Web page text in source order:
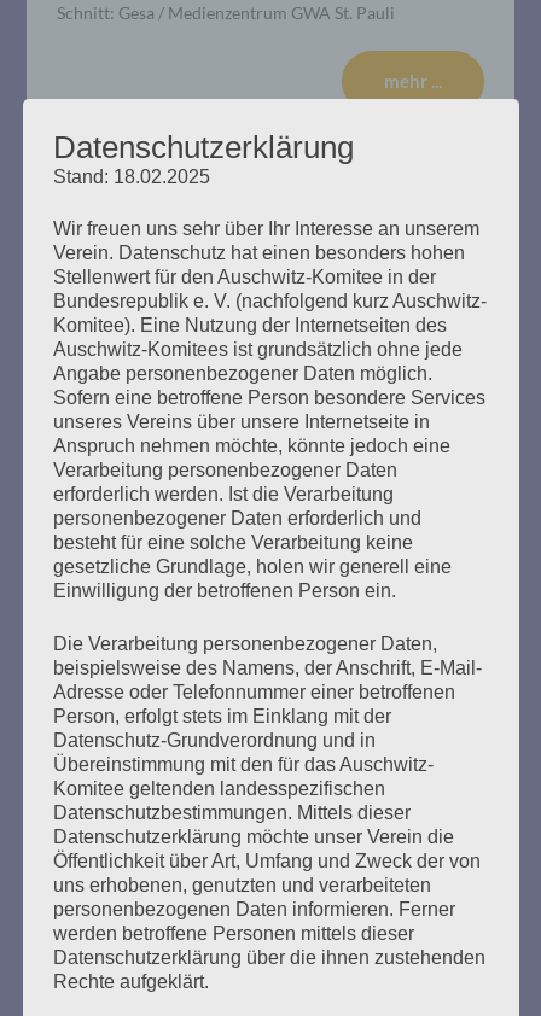
Schnitt: Gesa / Medienzentrum GWA St. Pauli
mehr ...
Der 8. Mai muss ein Feiertag werden
Erstellt am4. Mai 2020
Ein Tag, an dem die Befreiung der Menschheit vom NS-
Offenen Brief zum 27. Januar 2020, dem 75. Jahrestag
der Befreiung des KZ Auschwitz durch die Rote Armee
gefordert, den ich an Bundespräsident Steinmeier,
Bundeskanzlerin Merkel und »alle, die wollen, dass
Auschwitz nie wieder sei« geschrieben habe….
mehr ...
Seitennummerierung
der
Zurück 23 Weiter
Datenschutzerklärung
Stand: 18.02.2025
Wir freuen uns sehr über Ihr Interesse an unserem
Verein. Datenschutz hat einen besonders hohen
Stellenwert für den Auschwitz-Komitee in der
Bundesrepublik e. V. (nachfolgend kurz Auschwitz-
Komitee). Eine Nutzung der Internetseiten des
Auschwitz-Komitees ist grundsätzlich ohne jede
Angabe personenbezogener Daten möglich.
Sofern eine betroffene Person besondere Services
unseres Vereins über unsere Internetseite in
Anspruch nehmen möchte, könnte jedoch eine
Verarbeitung personenbezogener Daten
erforderlich werden. Ist die Verarbeitung
personenbezogener Daten erforderlich und
besteht für eine solche Verarbeitung keine
gesetzliche Grundlage, holen wir generell eine
Einwilligung der betroffenen Person ein.
Die Verarbeitung personenbezogener Daten,
beispielsweise des Namens, der Anschrift, E-Mail-
Adresse oder Telefonnummer einer betroffenen
Person, erfolgt stets im Einklang mit der
Datenschutz-Grundverordnung und in
Übereinstimmung mit den für das Auschwitz-
Komitee geltenden landesspezifischen
Datenschutzbestimmungen. Mittels dieser
Datenschutzerklärung möchte unser Verein die
Öffentlichkeit über Art, Umfang und Zweck der von
uns erhobenen, genutzten und verarbeiteten
personenbezogenen Daten informieren. Ferner
werden betroffene Personen mittels dieser
Datenschutzerklärung über die ihnen zustehenden
Rechte aufgeklärt.